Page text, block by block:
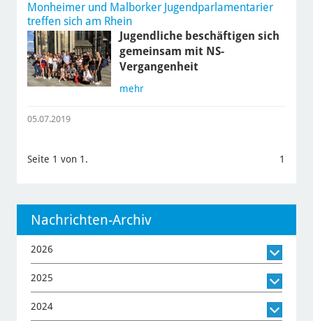
Monheimer und Malborker Jugendparlamentarier
treffen sich am Rhein
Jugendliche beschäftigen sich
gemeinsam mit NS-
Vergangenheit
mehr
05.07.2019
Seite 1 von 1. 1
Nachrichten-Archiv
2026
2025
2024